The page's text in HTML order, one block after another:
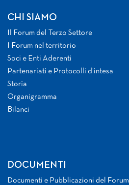
CHI SIAMO
Il Forum del Terzo Settore
I Forum nel territorio
Soci e Enti Aderenti
Partenariati e Protocolli d’intesa
Storia
Organigramma
Bilanci
DOCUMENTI
Documenti e Pubblicazioni del Forum